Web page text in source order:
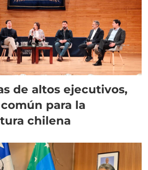
de altos ejecutivos,
para la
chilena